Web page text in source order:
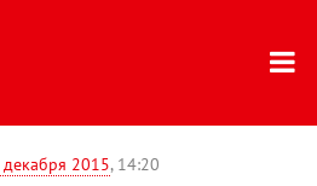
2015, 14:20